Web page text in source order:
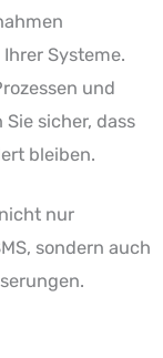
Systeme.
und
sicher, dass
bleiben.
nur
sondern auch